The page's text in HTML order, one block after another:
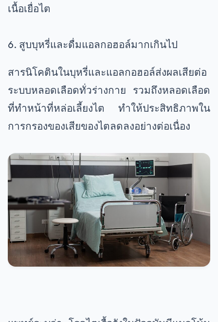
เนื้อเยื่อไต
6. สูบบุหรี่และดื่มแอลกอฮอล์มากเกินไป
สารนิโคตินในบุหรี่และแอลกอฮอล์ส่งผลเสียต่อ
ระบบหลอดเลือดทั่วร่างกาย รวมถึงหลอดเลือด
ที่ทำหน้าที่หล่อเลี้ยงไต ทำให้ประสิทธิภาพใน
การกรองของเสียของไตลดลงอย่างต่อเนื่อง